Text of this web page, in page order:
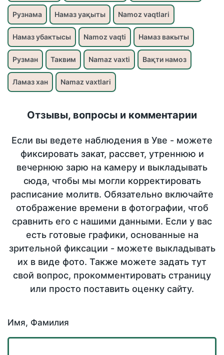
Рузнама Намаз уақыты Namoz vaqtlari
Намаз убактысы Namoz vaqti Намаз вакыты
Рузман Таквим Namaz vaxti Вақти намоз
Ламаз хан Namaz vaxtlari
Отзывы, вопросы и комментарии
Если вы ведете наблюдения в Уве - можете
фиксировать закат, рассвет, утреннюю и
вечернюю зарю на камеру и выкладывать
сюда, чтобы мы могли корректировать
расписание молитв. Обязательно включайте
отображение времени в фотографии, чтоб
сравнить его с нашими данными. Если у вас
есть готовые графики, основанные на
зрительной фиксации - можете выкладывать
их в виде фото. Также можете задать тут
свой вопрос, прокомментировать страницу
или просто поставить оценку сайту.
Имя, Фамилия